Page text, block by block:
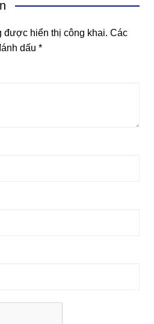
được hiển thị công khai. Các
dấu *